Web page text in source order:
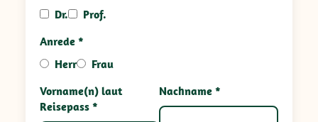
Dr.
Prof.
Anrede *
Herr
Frau
Vorname(n) laut
Reisepass *
Nachname *